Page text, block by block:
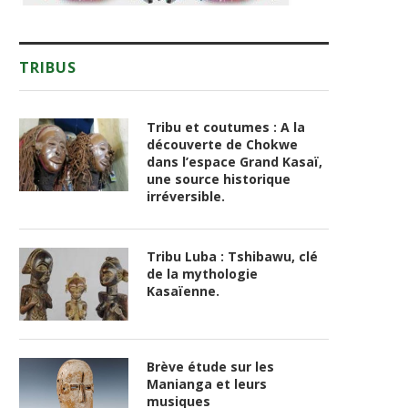
TRIBUS
Tribu et coutumes : A la
découverte de Chokwe
dans l’espace Grand Kasaï,
une source historique
irréversible.
Tribu Luba : Tshibawu, clé
de la mythologie
Kasaïenne.
Brève étude sur les
Manianga et leurs
musiques